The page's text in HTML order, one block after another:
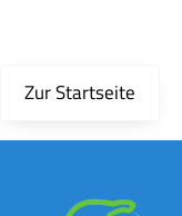
Zur Startseite